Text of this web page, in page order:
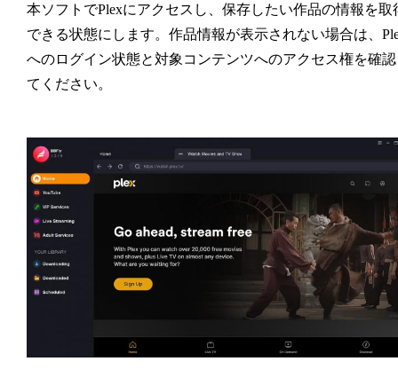
本ソフトでPlexにアクセスし、保存したい作品の情報を取
できる状態にします。作品情報が表示されない場合は、
へのログイン状態と対象コンテンツへのアクセス権を確
てください。